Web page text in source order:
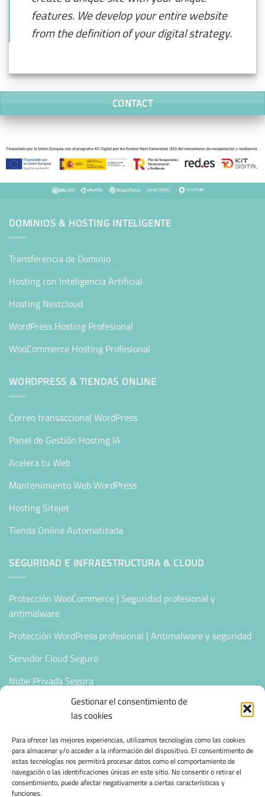
Gestionar el consentimiento de
las cookies
Para ofrecer las mejores experiencias, utilizamos tecnologías como las cookies
para almacenar y/o acceder a la información del dispositivo. El consentimiento de
estas tecnologías nos permitirá procesar datos como el comportamiento de
navegación o las identificaciones únicas en este sitio. No consentir o retirar el
consentimiento, puede afectar negativamente a ciertas características y
funciones.
features. We develop your entire website
from the definition of your digital strategy.
CONTACT
DOMINIOS & HOSTING INTELIGENTE
Transferencia de Dominio
Hosting con Inteligencia Artificial
Hosting Nextcloud
WordPress Hosting Profesional
WooCommerce Hosting Profesional
WORDPRESS & TIENDAS ONLINE
Correo transaccional WordPress
Panel de Gestión Hosting IA
Acelera tu Web
Mantenimiento Web WordPress
Hosting Sitejet
Tienda Online Automatizada
SEGURIDAD E INFRAESTRUCTURA & CLOUD
Protección WooCommerce | Seguridad profesional y
antimalware
Protección WordPress profesional | Antimalware y seguridad
Servidor Cloud Seguro
Nube Privada Segura
CONFIANZA & ESPECIALIZACIÓN
Sello de Confianza
Empresas Verificadas +100 Protocolos Online